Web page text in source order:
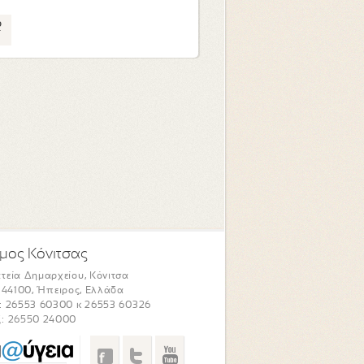
Κόνιτσας
Δημαρχείου, Κόνιτσα
44100, Ήπειρος, Ελλάδα
26553 60300 κ 26553 60326
26550 24000